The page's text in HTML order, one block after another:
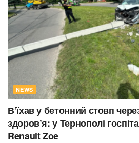
NEWS
В’їхав у бетонний стовп
здоров’я: у Тернополі
Renault Zoe